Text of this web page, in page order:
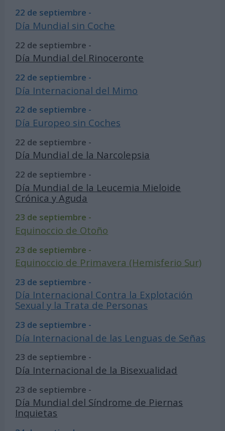
22 de septiembre -
Día Mundial sin Coche
22 de septiembre -
Día Mundial del Rinoceronte
22 de septiembre -
Día Internacional del Mimo
22 de septiembre -
Día Europeo sin Coches
22 de septiembre -
Día Mundial de la Narcolepsia
22 de septiembre -
Día Mundial de la Leucemia Mieloide
Crónica y Aguda
23 de septiembre -
Equinoccio de Otoño
23 de septiembre -
Equinoccio de Primavera (Hemisferio Sur)
23 de septiembre -
Día Internacional Contra la Explotación
Sexual y la Trata de Personas
23 de septiembre -
Día Internacional de las Lenguas de Señas
23 de septiembre -
Día Internacional de la Bisexualidad
23 de septiembre -
Día Mundial del Síndrome de Piernas
Inquietas